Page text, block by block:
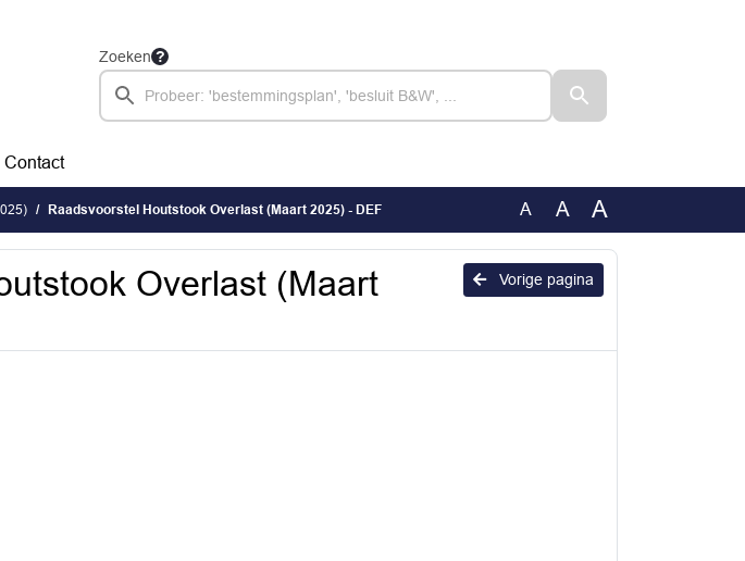
Zoeken
Contact
Raadsvoorstel Houtstook Overlast (Maart 2025) - DEF A A A
Vorige pagina
Overlast (Maart